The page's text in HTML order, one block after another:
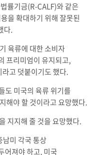
률기금(R-CALF)와 같은
을 확대하기 위해 잘못된
다.
육류에 대한 소비자
프리미엄이 유지되고,
고 덧붙이기도 했다.
도 미국의 육류 위기를
해야 할 것이라고 요망했다.
지지해 줄 것을 요망했다.
미 각국 통상
어져야 하고, 미국